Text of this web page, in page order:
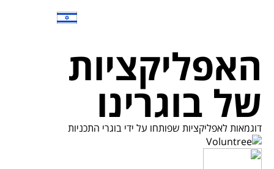
האפליקציות
של בוגרינו
דוגמאות לאפליקציות שפותחו על ידי בוגרי התכניות